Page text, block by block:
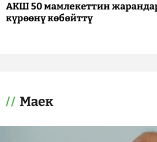
АКШ 50 мамлекеттин
күрөөнү көбөйттү
Маек